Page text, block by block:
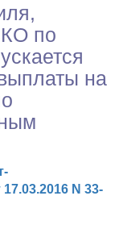
по
на
N 33-